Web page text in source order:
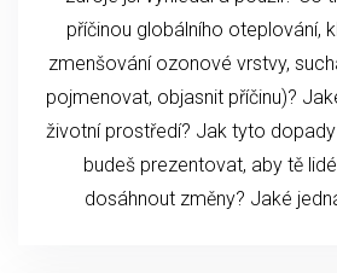
příčinou globálního oteplování,
zmenšování ozonové vrstvy,
pojmenovat, objasnit příčinu)?
životní prostředí? Jak tyto
budeš prezentovat, aby tě
dosáhnout změny? Jaké